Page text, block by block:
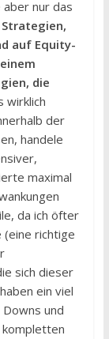
nur das
auf Equity-
die
wirklich
der
handele
maximal
da ich öfter
(eine richtige
sich dieser
ein viel
und